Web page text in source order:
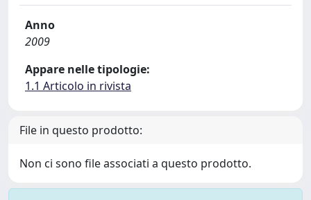
Anno
2009
Appare nelle tipologie:
1.1 Articolo in rivista
File in questo prodotto:
Non ci sono file associati a questo prodotto.